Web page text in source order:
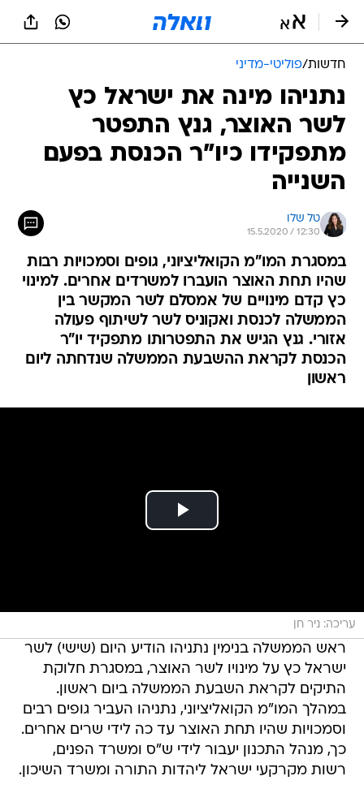
חדשות/פוליטי-מדיני
נתניהו מינה את ישראל כץ
לשר האוצר, גנץ התפטר
מתפקידו כיו"ר הכנסת בפעם
השנייה
טל שלו
15.5.2020 / 12:30
במסגרת המו"מ הקואליציוני, גופים וסמכויות רבות
שהיו תחת האוצר הועברו למשרדים אחרים. למינוי
כץ קדם מינויים של אמסלם לשר המקשר בין
הממשלה לכנסת ואקוניס לשר לשיתוף פעולה
אזורי. גנץ הגיש את התפטרותו מתפקיד יו"ר
הכנסת לקראת ההשבעת הממשלה שנדחתה ליום
ראשון
עריכה: ניר חן
ראש הממשלה בנימין נתניהו הודיע היום (שישי) לשר
ישראל כץ על מינויו לשר האוצר, במסגרת חלוקת
התיקים לקראת השבעת הממשלה ביום ראשון.
במהלך המו"מ הקואליציוני, נתניהו העביר גופים רבים
וסמכויות שהיו תחת האוצר עד כה לידי שרים אחרים.
כך, מנהל התכנון יעבור לידי ש"ס ומשרד הפנים,
רשות מקרקעי ישראל ליהדות התורה ומשרד השיכון.